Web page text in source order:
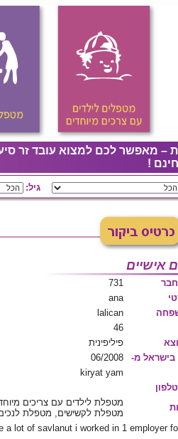
– מאפשר לכם למצוא עובד זר
!
גיל:
אישיים
731
ana
lalican
46
פיליפינית
בישראל מ-
06/2008
kiryat yam
מטפלת לילדים עם צריכים
מטפלת לקשישים, מטפלת
a lot of savlanut i worked in 1 employer